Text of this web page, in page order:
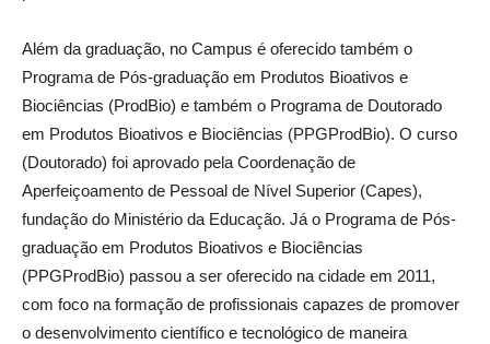
Além da graduação, no Campus é oferecido também o
Programa de Pós-graduação em Produtos Bioativos e
Biociências (ProdBio) e também o Programa de Doutorado
em Produtos Bioativos e Biociências (PPGProdBio). O curso
(Doutorado) foi aprovado pela Coordenação de
Aperfeiçoamento de Pessoal de Nível Superior (Capes),
fundação do Ministério da Educação. Já o Programa de Pós-
graduação em Produtos Bioativos e Biociências
(PPGProdBio) passou a ser oferecido na cidade em 2011,
com foco na formação de profissionais capazes de promover
o desenvolvimento científico e tecnológico de maneira